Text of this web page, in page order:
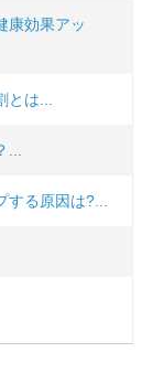
康効果アッ
は...
る原因は?...